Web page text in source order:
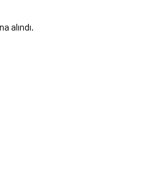
alındı.​​​​​​​